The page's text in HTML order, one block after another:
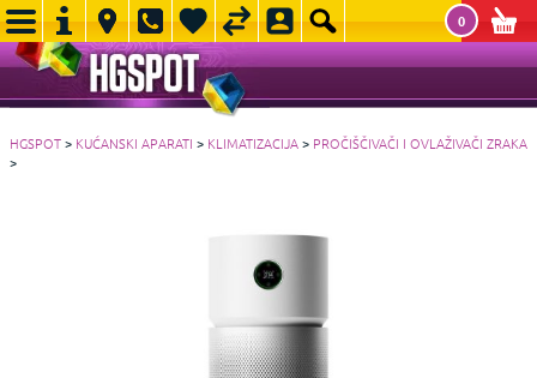
0
HGSPOT> KUĆANSKI APARATI > KLIMATIZACIJA> PROČIŠČIVAČI I OVLAŽIVAČI ZRAKA
>